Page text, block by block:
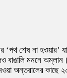
‘পথ শেষ না হওয়ার’
মননে
অন্তরালের কাছে